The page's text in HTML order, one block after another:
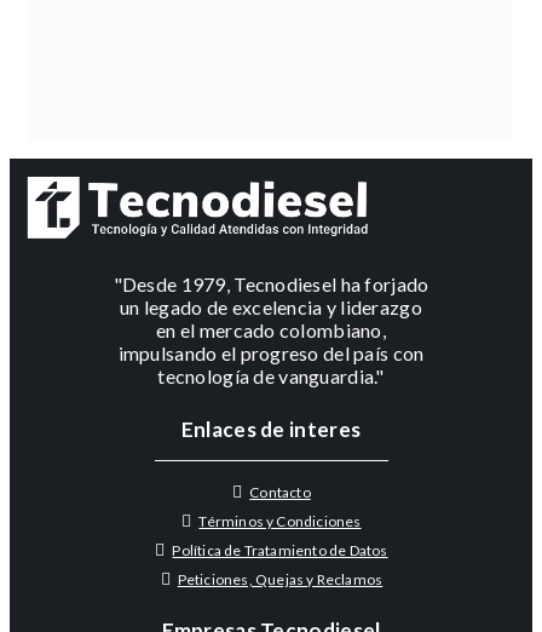
"Desde 1979, Tecnodiesel ha forjado
un legado de excelencia y liderazgo
en el mercado colombiano,
impulsando el progreso del país con
tecnología de vanguardia."
Enlaces de interes
Contacto
Términos y Condiciones
Política de Tratamiento de Datos
Peticiones, Quejas y Reclamos